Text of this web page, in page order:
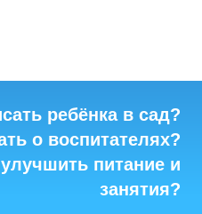
ребёнка в сад?
о воспитателях?
питание и
занятия?